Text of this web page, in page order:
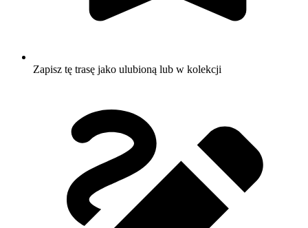
Zapisz tę trasę jako ulubioną lub w kolekcji